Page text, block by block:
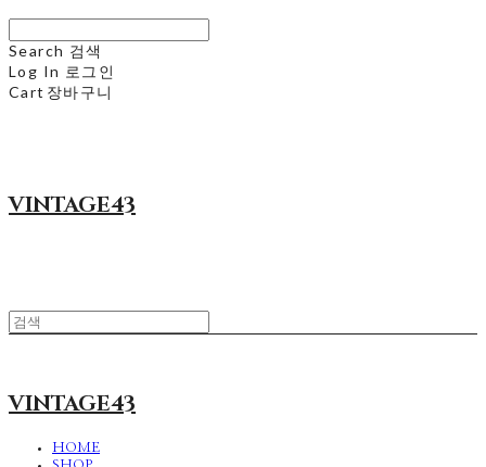
Search 검색
Log In 로그인
Cart 장바구니
VINTAGE43
VINTAGE43
HOME